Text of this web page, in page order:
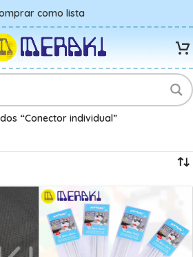
como lista
“Conector individual”